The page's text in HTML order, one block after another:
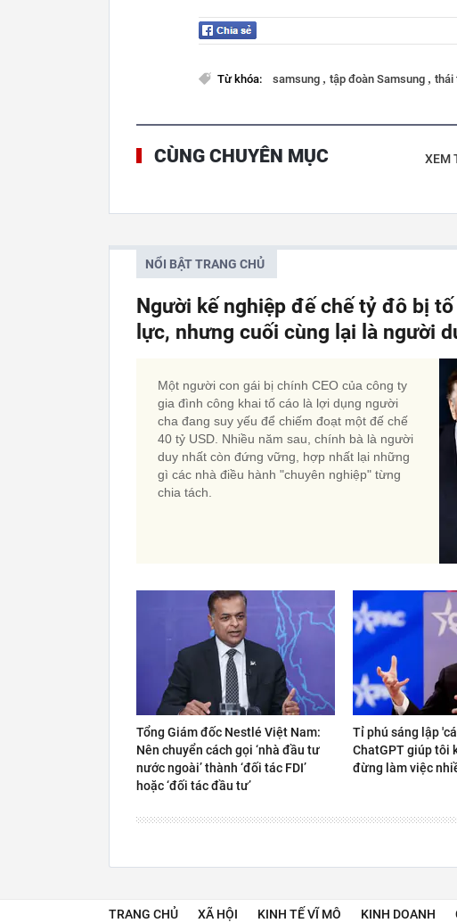
Từ khóa: samsung , tập đoàn Samsung , thái
CÙNG CHUYÊN MỤC XEM
NỔI BẬT TRANG CHỦ
Người kế nghiệp đế chế tỷ đô bị
lực, nhưng cuối cùng lại là người
Một người con gái bị chính CEO của công ty
gia đình công khai tố cáo là lợi dụng người
cha đang suy yếu để chiếm đoạt một đế chế
40 tỷ USD. Nhiều năm sau, chính bà là người
duy nhất còn đứng vững, hợp nhất lại những
gì các nhà điều hành "chuyên nghiệp" từng
chia tách.
Tổng Giám đốc Nestlé Việt Nam:
Nên chuyển cách gọi ‘nhà đầu tư
nước ngoài’ thành ‘đối tác FDI’
hoặc ‘đối tác đầu tư’
Tỉ phú sáng lập
ChatGPT giúp tôi
đừng làm việc
TRANG CHỦ XÃ HỘI KINH TẾ VĨ MÔ KINH DOANH